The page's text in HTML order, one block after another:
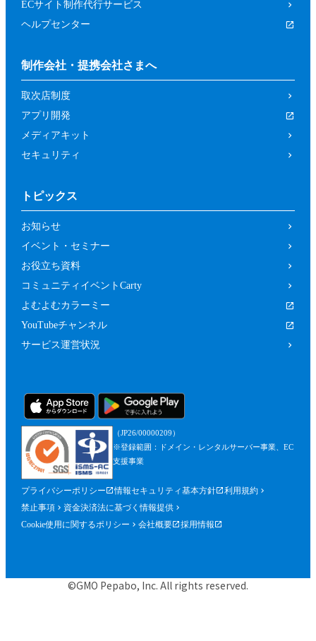
ECサイト制作代行サービス
ヘルプセンター
制作会社・提携会社さまへ
取次店制度
アプリ開発
メディアキット
セキュリティ
トピックス
お知らせ
イベント・セミナー
お役立ち資料
コミュニティイベントCarty
よむよむカラーミー
YouTubeチャンネル
サービス運営状況
（JP26/00000209）
※登録範囲：ドメイン・レンタルサーバー事業、EC
支援事業
プライバシーポリシー 情報セキュリティ基本方針
利用規約
禁止事項
資金決済法に基づく情報提供
Cookie使用に関するポリシー
会社概要 採用情報
©GMO Pepabo, Inc. All rights reserved.